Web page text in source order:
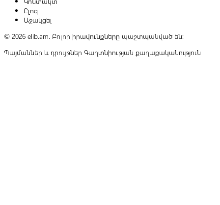
Բլոգ
Աջակցել
© 2026 elib.am. Բոլոր իրավունքները պաշտպանված են:
Պայմաններ և դրույթներ Գաղտնիության քաղաքականություն